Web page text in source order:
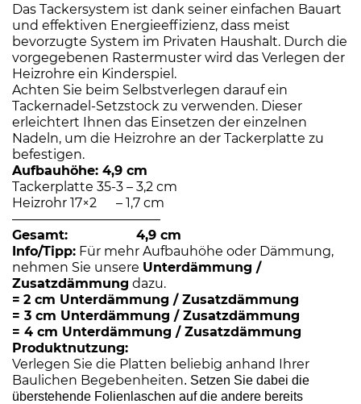
Das Tackersystem ist dank seiner einfachen Bauart
und effektiven Energieeffizienz, dass meist
bevorzugte System im Privaten Haushalt. Durch die
vorgegebenen Rastermuster wird das Verlegen der
Heizrohre ein Kinderspiel.
Achten Sie beim Selbstverlegen darauf ein
Tackernadel-Setzstock zu verwenden. Dieser
erleichtert Ihnen das Einsetzen der einzelnen
Nadeln, um die Heizrohre an der Tackerplatte zu
befestigen.
Aufbauhöhe: 4,9 cm
Tackerplatte 35-3 – 3,2 cm
Heizrohr 17×2 – 1,7 cm
———————————–
Gesamt: 4,9 cm
Info/Tipp: Für mehr Aufbauhöhe oder Dämmung,
nehmen Sie unsere Unterdämmung /
Zusatzdämmung dazu.
= 2 cm Unterdämmung / Zusatzdämmung
= 3 cm Unterdämmung / Zusatzdämmung
= 4 cm Unterdämmung / Zusatzdämmung
Produktnutzung:
Verlegen Sie die Platten beliebig anhand Ihrer
Baulichen Begebenheiten. Setzen Sie dabei die
überstehende Folienlaschen auf die andere bereits